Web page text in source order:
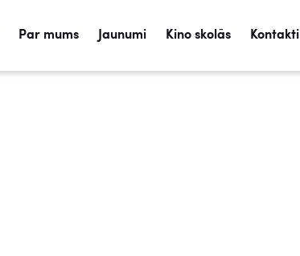
Par mums Jaunumi Kino skolās Kontakti